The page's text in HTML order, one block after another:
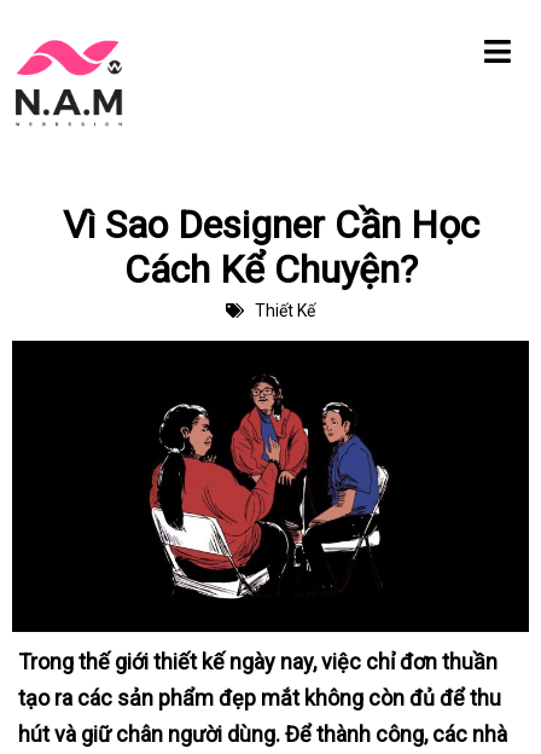
Chuyển
tới
Vì Sao Designer Cần Học
Cách Kể Chuyện?
Thiết Kế
Trong thế giới thiết kế ngày nay, việc chỉ đơn thuần
tạo ra các sản phẩm đẹp mắt không còn đủ để thu
hút và giữ chân người dùng. Để thành công, các nhà